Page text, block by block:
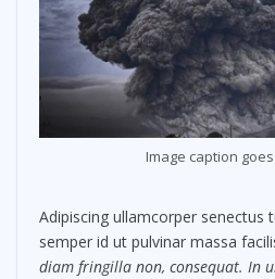
Image caption
Adipiscing ullamcorper senectus
semper id ut pulvinar massa
diam fringilla non, consequat. In